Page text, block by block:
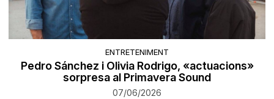
ENTRETENIMENT
Pedro Sánchez i Olivia Rodrigo, «actuacions»
sorpresa al Primavera Sound
07/06/2026